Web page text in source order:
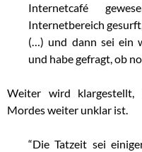
Internetcafé
Internetbereich
(…) und dann sei ein
und habe gefragt, ob
Weiter wird klargestellt,
Mordes weiter unklar ist.
“Die Tatzeit sei